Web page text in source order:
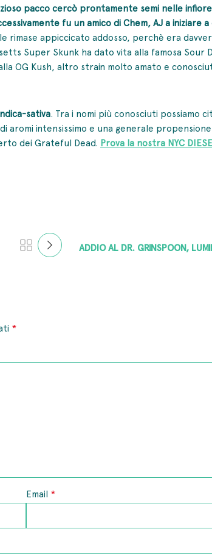
pacco cercò prontamente semi nelle
fu un amico di Chem, AJ a
rimase appiccicato addosso, perchè era
Super Skunk ha dato vita alla famosa
OG Kush, altro strain molto amato e
sativa. Tra i nomi più conosciuti possiamo
aromi intensissimo e una generale
dei Grateful Dead. Prova la nostra NYC
ADDIO AL DR. GRINSPOON,
*
Email *